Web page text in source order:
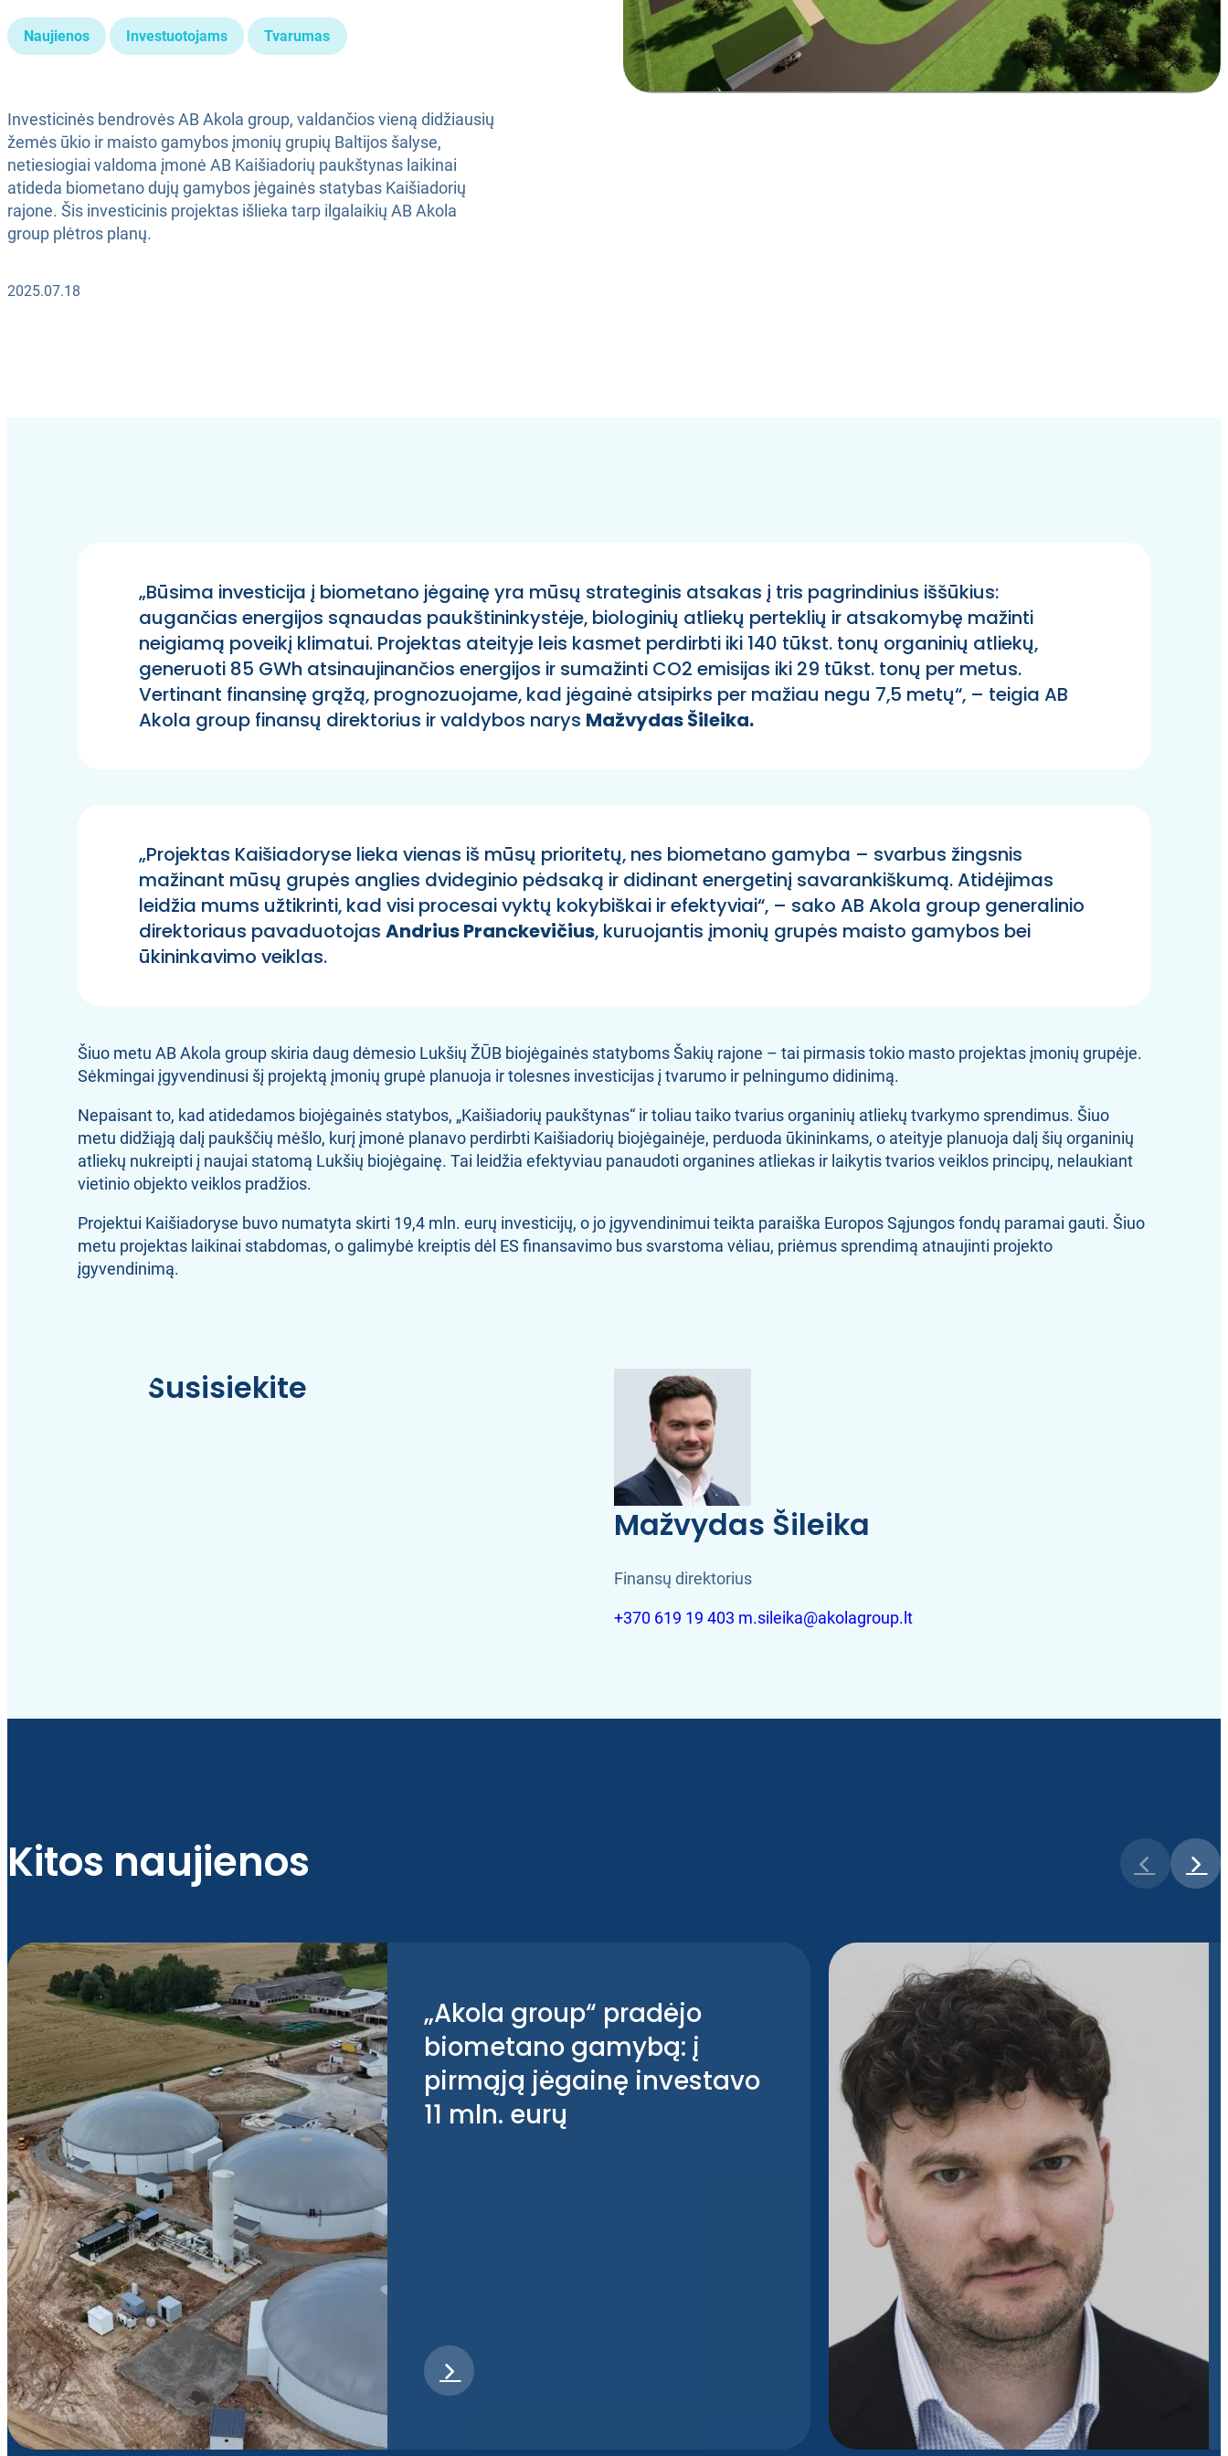
Naujienos Investuotojams Tvarumas
Investicinės bendrovės AB Akola group, valdančios vieną didžiausių
žemės ūkio ir maisto gamybos įmonių grupių Baltijos šalyse,
netiesiogiai valdoma įmonė AB Kaišiadorių paukštynas laikinai
atideda biometano dujų gamybos jėgainės statybas Kaišiadorių
rajone. Šis investicinis projektas išlieka tarp ilgalaikių AB Akola
group plėtros planų.
2025.07.18
„Būsima investicija į biometano jėgainę yra mūsų strateginis atsakas į tris pagrindinius iššūkius:
augančias energijos sąnaudas paukštininkystėje, biologinių atliekų perteklių ir atsakomybę mažinti
neigiamą poveikį klimatui. Projektas ateityje leis kasmet perdirbti iki 140 tūkst. tonų organinių atliekų,
generuoti 85 GWh atsinaujinančios energijos ir sumažinti CO2 emisijas iki 29 tūkst. tonų per metus.
Vertinant finansinę grąžą, prognozuojame, kad jėgainė atsipirks per mažiau negu 7,5 metų“, – teigia AB
Akola group finansų direktorius ir valdybos narys Mažvydas Šileika.
„Projektas Kaišiadoryse lieka vienas iš mūsų prioritetų, nes biometano gamyba – svarbus žingsnis
mažinant mūsų grupės anglies dvideginio pėdsaką ir didinant energetinį savarankiškumą. Atidėjimas
leidžia mums užtikrinti, kad visi procesai vyktų kokybiškai ir efektyviai“, – sako AB Akola group generalinio
direktoriaus pavaduotojas Andrius Pranckevičius, kuruojantis įmonių grupės maisto gamybos bei
ūkininkavimo veiklas.
Šiuo metu AB Akola group skiria daug dėmesio Lukšių ŽŪB biojėgainės statyboms Šakių rajone – tai pirmasis tokio masto projektas įmonių grupėje.
Sėkmingai įgyvendinusi šį projektą įmonių grupė planuoja ir tolesnes investicijas į tvarumo ir pelningumo didinimą.
Nepaisant to, kad atidedamos biojėgainės statybos, „Kaišiadorių paukštynas“ ir toliau taiko tvarius organinių atliekų tvarkymo sprendimus. Šiuo
metu didžiąją dalį paukščių mėšlo, kurį įmonė planavo perdirbti Kaišiadorių biojėgainėje, perduoda ūkininkams, o ateityje planuoja dalį šių organinių
atliekų nukreipti į naujai statomą Lukšių biojėgainę. Tai leidžia efektyviau panaudoti organines atliekas ir laikytis tvarios veiklos principų, nelaukiant
vietinio objekto veiklos pradžios.
Projektui Kaišiadoryse buvo numatyta skirti 19,4 mln. eurų investicijų, o jo įgyvendinimui teikta paraiška Europos Sąjungos fondų paramai gauti. Šiuo
metu projektas laikinai stabdomas, o galimybė kreiptis dėl ES finansavimo bus svarstoma vėliau, priėmus sprendimą atnaujinti projekto
įgyvendinimą.
Susisiekite
Mažvydas Šileika
Finansų direktorius
+370 619 19 403 m.sileika@akolagroup.lt
Kitos naujienos
„Akola group“ pradėjo
biometano gamybą: į
pirmąją jėgainę investavo
11 mln. eurų